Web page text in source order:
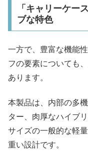
「キャリーケー
ブな特色
一方で、豊富な機能
フの要素についても
あります。
本製品は、内部の多
ター、肉厚なハイブ
サイズの一般的な軽
重い設計です。